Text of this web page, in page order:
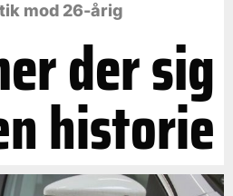
mod 26-årig
der sig
historie